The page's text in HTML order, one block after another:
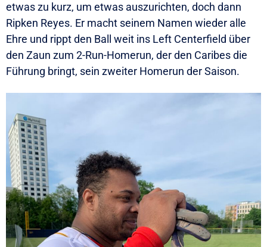
etwas zu kurz, um etwas auszurichten, doch dann
Ripken Reyes. Er macht seinem Namen wieder alle
Ehre und rippt den Ball weit ins Left Centerfield über
den Zaun zum 2-Run-Homerun, der den Caribes die
Führung bringt, sein zweiter Homerun der Saison.